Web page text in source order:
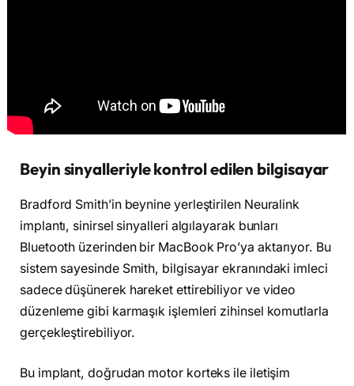
Beyin sinyalleriyle kontrol edilen bilgisayar
Bradford Smith’in beynine yerleştirilen Neuralink
implantı, sinirsel sinyalleri algılayarak bunları
Bluetooth üzerinden bir MacBook Pro’ya aktarıyor. Bu
sistem sayesinde Smith, bilgisayar ekranındaki imleci
sadece düşünerek hareket ettirebiliyor ve video
düzenleme gibi karmaşık işlemleri zihinsel komutlarla
gerçekleştirebiliyor.
Bu implant, doğrudan motor korteks ile iletişim